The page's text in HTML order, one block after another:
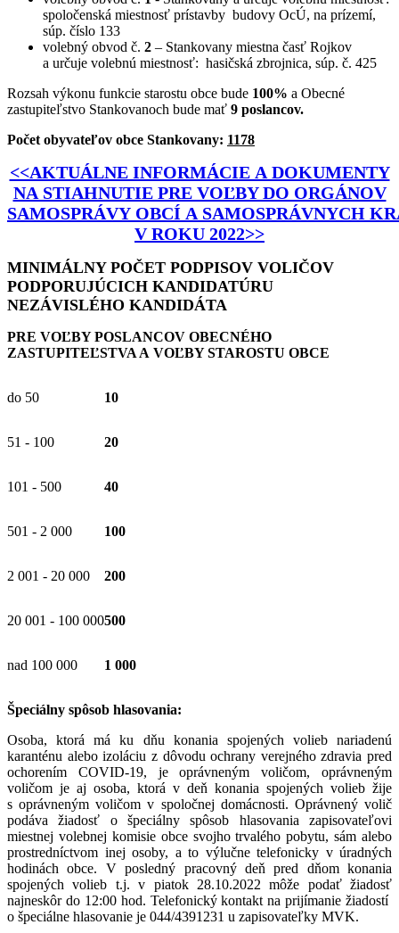
spoločenská miestnosť prístavby budovy OcÚ, na prízemí,
súp. číslo 133
volebný obvod č. 2 – Stankovany miestna časť Rojkov
a určuje volebnú miestnosť: hasičská zbrojnica, súp. č. 425
Rozsah výkonu funkcie starostu obce bude 100% a Obecné
zastupiteľstvo Stankovanoch bude mať 9 poslancov.
Počet obyvateľov obce Stankovany: 1178
<<AKTUÁLNE INFORMÁCIE A DOKUMENTY
NA STIAHNUTIE PRE VOĽBY DO ORGÁNOV
SAMOSPRÁVY OBCÍ A SAMOSPRÁVNYCH
V ROKU 2022>>
MINIMÁLNY POČET PODPISOV VOLIČOV
PODPORUJÚCICH KANDIDATÚRU
NEZÁVISLÉHO KANDIDÁTA
PRE VOĽBY POSLANCOV OBECNÉHO
ZASTUPITEĽSTVA A VOĽBY STAROSTU OBCE
do 50 10
51 - 100 20
101 - 500 40
501 - 2 000 100
2 001 - 20 000 200
20 001 - 100 000500
nad 100 000 1 000
Špeciálny spôsob hlasovania:
Osoba, ktorá má ku dňu konania spojených volieb nariadenú
karanténu alebo izoláciu z dôvodu ochrany verejného zdravia pred
ochorením COVID-19, je oprávneným voličom, oprávneným
voličom je aj osoba, ktorá v deň konania spojených volieb žije
s oprávneným voličom v spoločnej domácnosti. Oprávnený volič
podáva žiadosť o špeciálny spôsob hlasovania zapisovateľovi
miestnej volebnej komisie obce svojho trvalého pobytu, sám alebo
prostredníctvom inej osoby, a to výlučne telefonicky v úradných
hodinách obce. V posledný pracovný deň pred dňom konania
spojených volieb t.j. v piatok 28.10.2022 môže podať žiadosť
najneskôr do 12:00 hod. Telefonický kontakt na prijímanie žiadostí
o špeciálne hlasovanie je 044/4391231 u zapisovateľky MVK.